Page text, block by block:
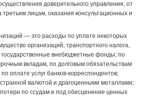
доверительного управления, от
лицам, оказания консультационных и
— это расходы по уплате некоторых
организаций, транспортного налога,
государственные внебюджетные фонды; по
вкладам, по долговым обязательствам
оплате услуг банков-корреспондентов;
валютой и драгоценными металлами;
по ссудам и под обесценение ценных